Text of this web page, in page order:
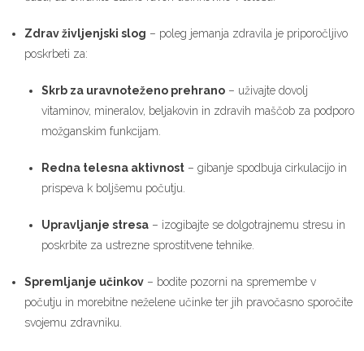
Zdrav življenjski slog – poleg jemanja zdravila je priporočljivo
poskrbeti za:
Skrb za uravnoteženo prehrano – uživajte dovolj
vitaminov, mineralov, beljakovin in zdravih maščob za podporo
možganskim funkcijam.
Redna telesna aktivnost – gibanje spodbuja cirkulacijo in
prispeva k boljšemu počutju.
Upravljanje stresa – izogibajte se dolgotrajnemu stresu in
poskrbite za ustrezne sprostitvene tehnike.
Spremljanje učinkov – bodite pozorni na spremembe v
počutju in morebitne neželene učinke ter jih pravočasno sporočite
svojemu zdravniku.